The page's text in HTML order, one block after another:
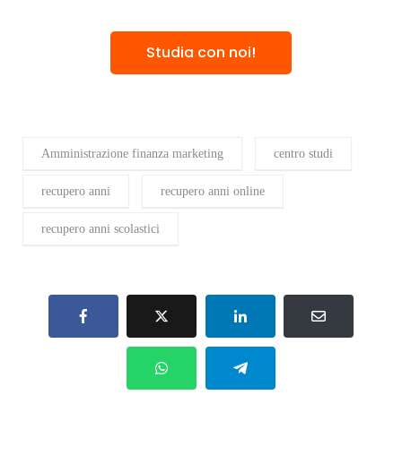
Studia con noi!
Amministrazione finanza marketing centro studi
recupero anni recupero anni online
recupero anni scolastici